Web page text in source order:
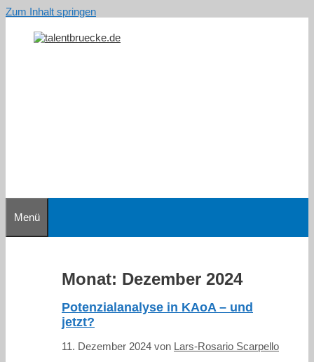
Zum Inhalt springen
Menü
Monat: Dezember 2024
Potenzialanalyse in KAoA – und
jetzt?
11. Dezember 2024 von Lars-Rosario Scarpello